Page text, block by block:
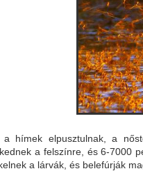
a hímek elpusztulnak, a
a felszínre, és 6-7000
a lárvák, és belefúrják